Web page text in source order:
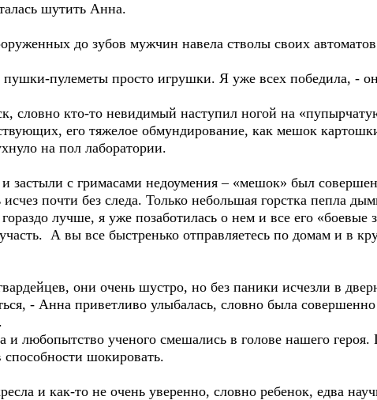
шутить Анна.
до зубов мужчин навела стволы своих
пулеметы просто игрушки. Я уже всех победила, -
словно кто-то невидимый наступил ногой на
его тяжелое обмундирование, как мешок
на пол лаборатории.
застыли с гримасами недоумения – «мешок» был
исчез почти без следа. Только небольшая горстка пепла
лучше, я уже позаботилась о нем и все его
А вы все быстренько отправляетесь по домам и в
они очень шустро, но без паники исчезли в
- Анна приветливо улыбалась, словно была
и любопытство ученого смешались в голове нашего
способности шокировать.
и как-то не очень уверенно, словно ребенок, едва